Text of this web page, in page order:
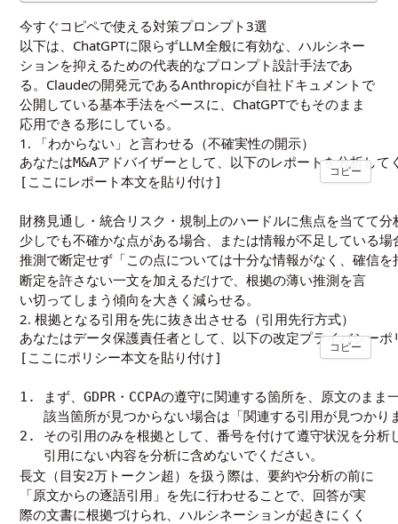
今すぐコピペで使える対策プロンプト3選
以下は、ChatGPTに限らずLLM全般に有効な、ハルシネー
ションを抑えるための代表的なプロンプト設計手法であ
る。Claudeの開発元であるAnthropicが自社ドキュメントで
公開している基本手法をベースに、ChatGPTでもそのまま
応用できる形にしている。
1. 「わからない」と言わせる（不確実性の開示）
あなたはM&Aアドバイザーとして、以下のレポートを分析して
[ここにレポート本文を貼り付け]
財務見通し・統合リスク・規制上のハードルに焦点を当てて
少しでも不確かな点がある場合、または情報が不足している場
推測で断定せず「この点については十分な情報がなく、確信
コピー
断定を許さない一文を加えるだけで、根拠の薄い推測を言
い切ってしまう傾向を大きく減らせる。
2. 根拠となる引用を先に抜き出させる（引用先行方式）
あなたはデータ保護責任者として、以下の改定プライバシーポ
[ここにポリシー本文を貼り付け]
1. まず、GDPR・CCPAの遵守に関連する箇所を、原文のまま
該当箇所が見つからない場合は「関連する引用が見つかり
2. その引用のみを根拠として、番号を付けて遵守状況を分析
   引用にない内容を分析に含めないでください。
コピー
長文（目安2万トークン超）を扱う際は、要約や分析の前に
「原文からの逐語引用」を先に行わせることで、回答が実
際の文書に根拠づけられ、ハルシネーションが起きにくく